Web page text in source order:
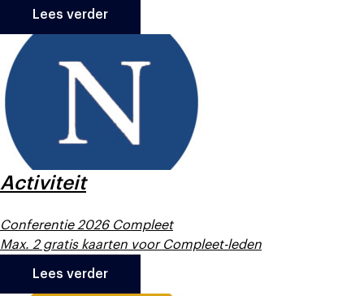
Lees verder
Activiteit
Conferentie 2026 Compleet
Max. 2 gratis kaarten voor Compleet-leden
Lees verder